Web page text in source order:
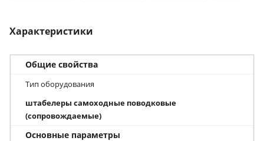
Характеристики
Общие свойства
Тип оборудования
штабелеры самоходные поводковые
(сопровождаемые)
Основные параметры